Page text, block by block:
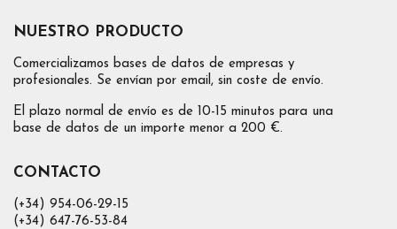
NUESTRO PRODUCTO
Comercializamos bases de datos de empresas y
profesionales. Se envían por email, sin coste de envío.
El plazo normal de envío es de 10-15 minutos para una
base de datos de un importe menor a 200 €.
CONTACTO
(+34) 954-06-29-15
(+34) 647-76-53-84